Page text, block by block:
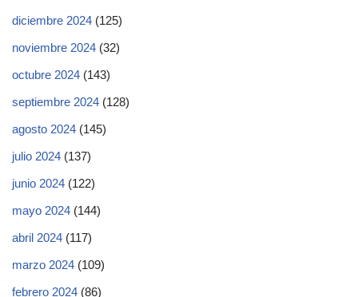
diciembre 2024 (125)
noviembre 2024 (32)
octubre 2024 (143)
septiembre 2024 (128)
agosto 2024 (145)
julio 2024 (137)
junio 2024 (122)
mayo 2024 (144)
abril 2024 (117)
marzo 2024 (109)
febrero 2024 (86)